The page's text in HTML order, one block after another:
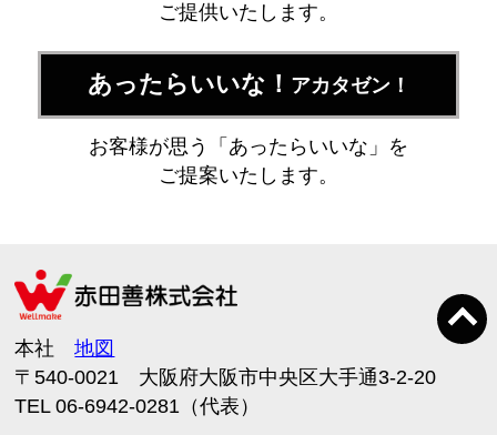
ご提供いたします。
あったらいいな！ アカタゼン！
お客様が思う「あったらいいな」を
ご提案いたします。
本社地図
〒540-0021 大阪府大阪市中央区大手通3-2-20
TEL 06-6942-0281（代表）